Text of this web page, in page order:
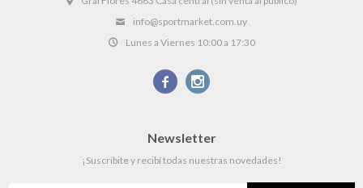
info@sportmarket.com.uy
Lunes a Viernes 10:00 a 17:30
 
Newsletter
¡Suscribite y recibí todas nuestras novedades!